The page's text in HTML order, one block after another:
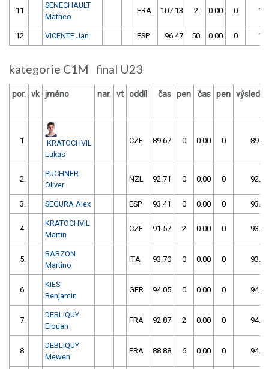
11.
SENECHAULT
Matheo
FRA 107.13 2 0.00 0
12. VICENTE Jan ESP 96.47 50 0.00 0
kategorie C1M final U23
por. vk jméno nar. vt oddíl čas pen čas pen výsledek
1.
KRATOCHVIL
Lukas
CZE 89.67 0 0.00 0 89.67
2.
PUCHNER
Oliver
NZL 92.71 0 0.00 0 92.71
3. SEGURA Alex ESP 93.41 0 0.00 0 93.41
4.
KRATOCHVIL
Martin
CZE 91.57 2 0.00 0 93.57
5.
BARZON
Martino
ITA 93.70 0 0.00 0 93.70
6.
KIES
Benjamin
GER 94.05 0 0.00 0 94.05
7.
DEBLIQUY
Elouan
FRA 92.87 2 0.00 0 94.87
8.
DEBLIQUY
Mewen
FRA 88.88 6 0.00 0 94.88